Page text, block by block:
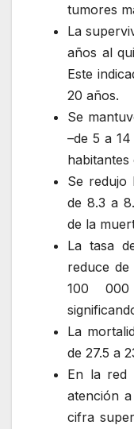
tumores
La
años al
Este
20 años.
Se
–de 5 a
habitantes
Se redujo
de 8.3 a
de la
La tasa
reduce
100
La
de 27.5 a
En la red
atención
cifra